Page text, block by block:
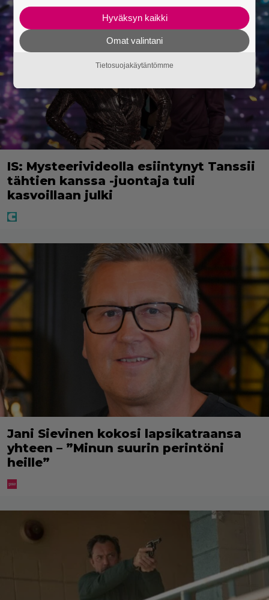
IS: Mysteerivideolla esiintynyt Tanssii
tähtien kanssa -juontaja tuli
kasvoillaan julki
Jani Sievinen kokosi lapsikatraansa
yhteen – ”Minun suurin perintöni
heille”
Hyväksyn kaikki
Omat valintani
Tietosuojakäytäntömme